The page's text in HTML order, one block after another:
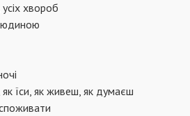
хвороб
їси, як живеш, як думаєш